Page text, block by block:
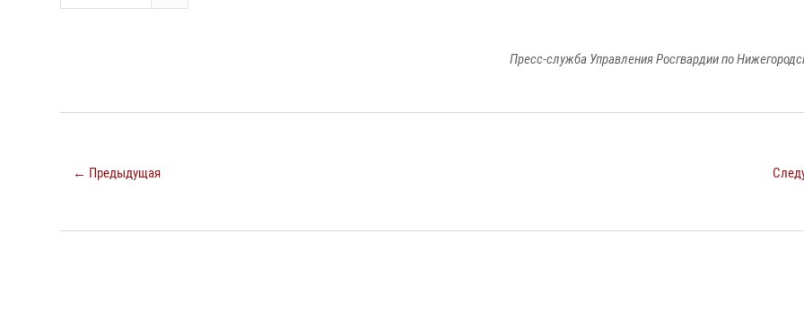
Пресс-служба Управления Росгвардии по
← Предыдущая